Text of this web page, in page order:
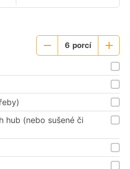
Menší
6 porcí
Větší
porce
hub (nebo sušené či